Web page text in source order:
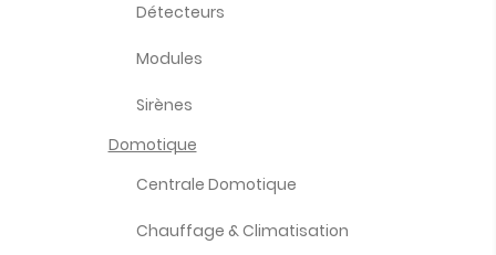
Détecteurs
Modules
Sirènes
Domotique
Centrale Domotique
Chauffage & Climatisation